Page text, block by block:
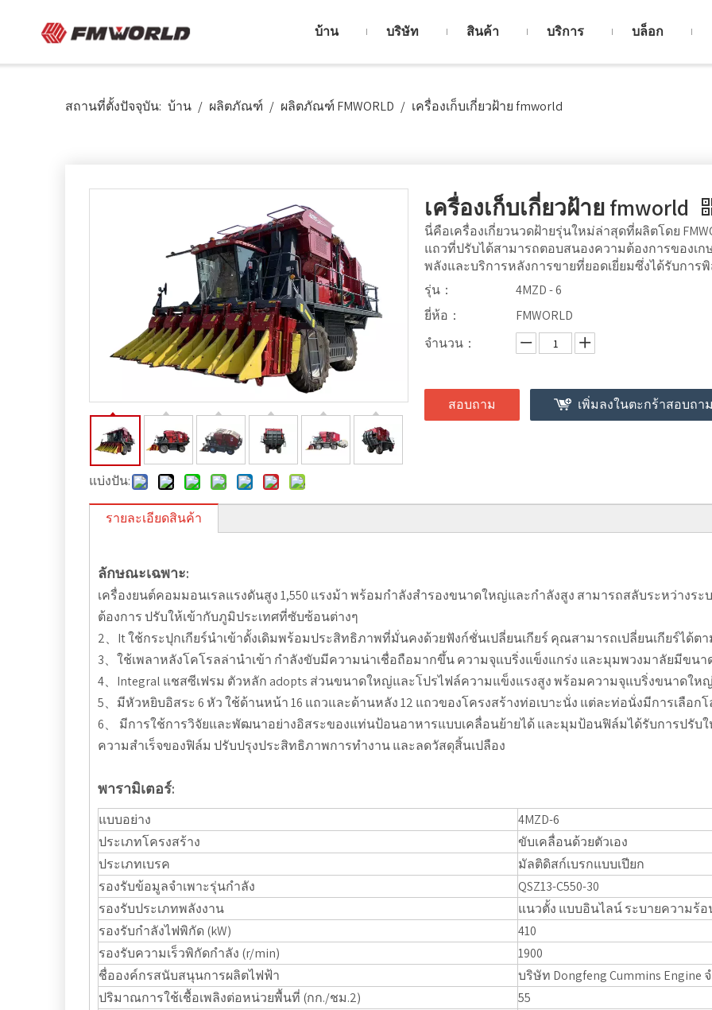
บ้าน บริษัท สินค้า บริการ บล็อก
สถานที่ตั้งปัจจุบัน: บ้าน / ผลิตภัณฑ์ / ผลิตภัณฑ์ FMWORLD / เครื่องเก็บเกี่ยวฝ้าย fmworld
แบ่งปัน:
เครื่องเก็บเกี่ยวฝ้าย fmworld
นี่คือเครื่องเกี่ยวนวดฝ้ายรุ่นใหม่ล่าสุดที่ผลิตโดย
แถวที่ปรับได้สามารถตอบสนองความต้องการของเ
พลังและบริการหลังการขายที่ยอดเยี่ยมซึ่งได้รับการ
รุ่น：
4MZD - 6
ยี่ห้อ：
FMWORLD
จำนวน：
สอบถาม เพิ่มลงในตะกร้าสอบถา
รายละเอียดสินค้า
ลักษณะเฉพาะ:
เครื่องยนต์คอมมอนเรลแรงดันสูง 1,550 แรงม้า พร้อมกำลังสำรองขนาดใหญ่และกำลังสูง สามารถสลับระหว่าง
ต้องการ ปรับให้เข้ากับภูมิประเทศที่ซับซ้อนต่างๆ
2、It ใช้กระปุกเกียร์นำเข้าดั้งเดิมพร้อมประสิทธิภาพที่มั่นคงด้วยฟังก์ชั่นเปลี่ยนเกียร์ คุณสามารถเปลี่ยนเกียร์ได้
3、ใช้เพลาหลังโคโรลล่านำเข้า กำลังขับมีความน่าเชื่อถือมากขึ้น ความจุแบริ่งแข็งแกร่ง และมุมพวงมาลัยมีขน
4、Integral แชสซีเฟรม ตัวหลัก adopts ส่วนขนาดใหญ่และโปรไฟล์ความแข็งแรงสูง พร้อมความจุแบริ่งขนาดให
5、มีหัวหยิบอิสระ 6 หัว ใช้ด้านหน้า 16 แถวและด้านหลัง 12 แถวของโครงสร้างท่อเบาะนั่ง แต่ละท่อนั่งมีการเลือ
6、 มีการใช้การวิจัยและพัฒนาอย่างอิสระของแท่นป้อนอาหารแบบเคลื่อนย้ายได้ และมุมป้อนฟิล์มได้รับการปรับ
ความสำเร็จของฟิล์ม ปรับปรุงประสิทธิภาพการทำงาน และลดวัสดุสิ้นเปลือง
พารามิเตอร์:
แบบอย่าง
4MZD-6
ประเภทโครงสร้าง
ขับเคลื่อนด้วยตัวเอง
ประเภทเบรค
มัลติดิสก์เบรกแบบเปียก
รองรับข้อมูลจำเพาะรุ่นกำลัง
QSZ13-C550-30
รองรับประเภทพลังงาน
แนวตั้ง แบบอินไลน์ ระบายความร้
รองรับกำลังไฟพิกัด (kW)
410
รองรับความเร็วพิกัดกำลัง (r/min)
1900
ชื่อองค์กรสนับสนุนการผลิตไฟฟ้า
บริษัท Dongfeng Cummins Engine
ปริมาณการใช้เชื้อเพลิงต่อหน่วยพื้นที่ (กก./ชม.2)
55